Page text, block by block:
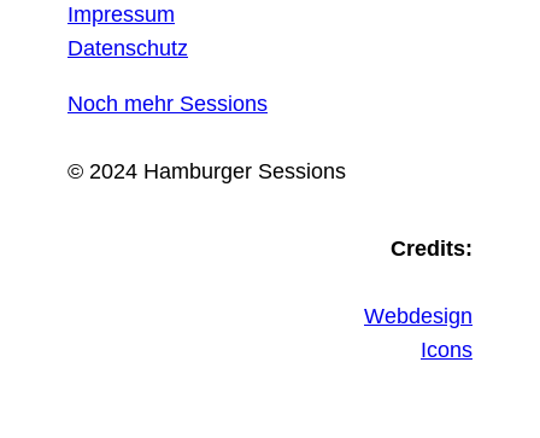
Impressum
Datenschutz
Noch mehr Sessions
© 2024 Hamburger Sessions
Credits:
Webdesign
Icons